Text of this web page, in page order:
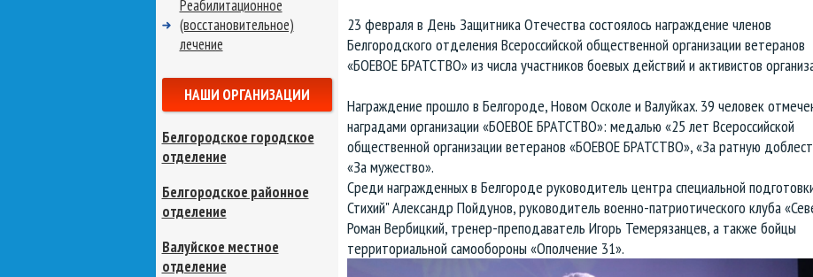
23 февраля в День Защитника Отечества состоялось награждение членов
Белгородского отделения Всероссийской общественной организации ветеранов
«БОЕВОЕ БРАТСТВО» из числа участников боевых действий и активистов
Награждение прошло в Белгороде, Новом Осколе и Валуйках. 39 человек
наградами организации «БОЕВОЕ БРАТСТВО»: медалью «25 лет Всероссийской
общественной организации ветеранов «БОЕВОЕ БРАТСТВО», «За ратную
«За мужество».
Среди награжденных в Белгороде руководитель центра специальной
Стихий" Александр Пойдунов, руководитель военно-патриотического клуба
Роман Вербицкий, тренер-преподаватель Игорь Темерязанцев, а также бойцы
территориальной самообороны «Ополчение 31».
Реабилитационное
(восстановительное)
лечение
НАШИ ОРГАНИЗАЦИИ
Белгородское городское
отделение
Белгородское районное
отделение
Валуйское местное
отделение